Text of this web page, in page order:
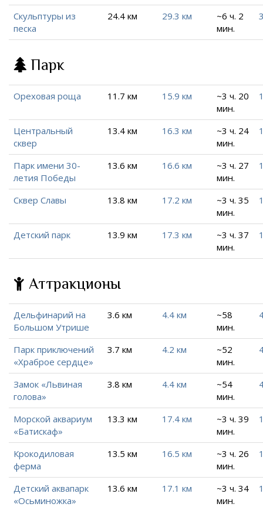
Скульптуры из
песка
24.4 км 29.3 км
~6 ч. 2
мин.
Парк
Ореховая роща 11.7 км 15.9 км
~3 ч. 20
мин.
Центральный
сквер
13.4 км 16.3 км
~3 ч. 24
мин.
Парк имени 30-
летия Победы
13.6 км 16.6 км
~3 ч. 27
мин.
Сквер Славы 13.8 км 17.2 км
~3 ч. 35
мин.
Детский парк 13.9 км 17.3 км
~3 ч. 37
мин.
Аттракционы
Дельфинарий на
Большом Утрише
3.6 км 4.4 км
~58
мин.
Парк приключений
«Храброе сердце»
3.7 км 4.2 км
~52
мин.
Замок «Львиная
голова»
3.8 км 4.4 км
~54
мин.
Морской аквариум
«Батискаф»
13.3 км 17.4 км
~3 ч. 39
мин.
Крокодиловая
ферма
13.5 км 16.5 км
~3 ч. 26
мин.
Детский аквапарк
«Осьминожка»
13.6 км 17.1 км
~3 ч. 34
мин.